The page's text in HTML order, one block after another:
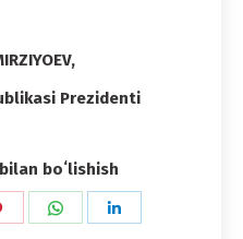
Prezidenti
boʻlishish
Share
Share